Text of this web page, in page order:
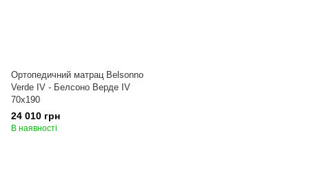
Ортопедичний матрац Belsonno
Verde IV - Белсоно Верде IV
70x190
24 010 грн
В наявності